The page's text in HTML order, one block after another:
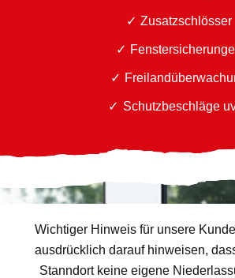
Zusatzschlösser
Schutzbeschläge
Wichtiger Hinweis für unsere
ausdrücklich darauf hinweisen,
Stanndort keine eigene